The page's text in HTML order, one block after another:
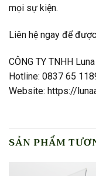
mọi sự kiện.
Liên hệ ngay để
CÔNG TY TNHH
Hotline: 0837 65
Website: https://
SẢN PHẨM